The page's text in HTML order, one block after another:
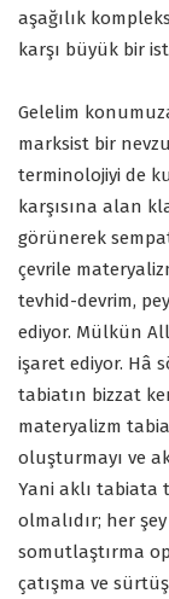
aşağılık
karşı büyük bir
Gelelim
marksist bir
terminolojiyi de
karşısına alan
görünerek
çevrile
tevhid-devrim,
ediyor. Mülkün
işaret ediyor. Hâ
tabiatın bizzat
materyalizm
oluşturmayı ve
Yani aklı tabiata
olmalıdır; her
somutlaştırma
çatışma ve